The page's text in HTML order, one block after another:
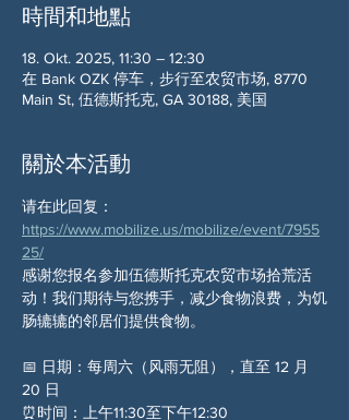
時間和地點
18. Okt. 2025, 11:30 – 12:30
在 Bank OZK 停车，步行至农贸市场, 8770
Main St, 伍德斯托克, GA 30188, 美国
關於本活動
请在此回复：
https://www.mobilize.us/mobilize/event/7955
25/
感谢您报名参加伍德斯托克农贸市场拾荒活
动！我们期待与您携手，减少食物浪费，为饥
肠辘辘的邻居们提供食物。
📅 日期：每周六（风雨无阻），直至 12 月
20 日
⏰时间：上午11:30至下午12:30